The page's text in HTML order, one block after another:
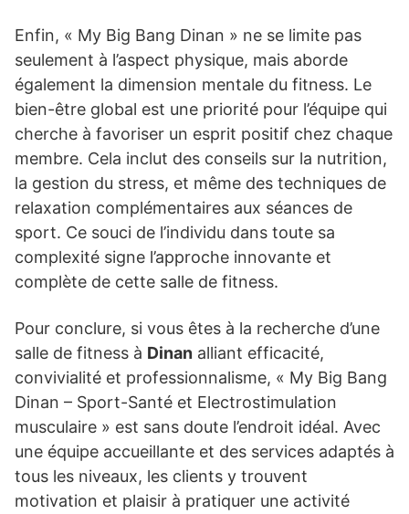
Enfin, « My Big Bang Dinan » ne se limite pas
seulement à l’aspect physique, mais aborde
également la dimension mentale du fitness. Le
bien-être global est une priorité pour l’équipe qui
cherche à favoriser un esprit positif chez chaque
membre. Cela inclut des conseils sur la nutrition,
la gestion du stress, et même des techniques de
relaxation complémentaires aux séances de
sport. Ce souci de l’individu dans toute sa
complexité signe l’approche innovante et
complète de cette salle de fitness.
Pour conclure, si vous êtes à la recherche d’une
salle de fitness à Dinan alliant efficacité,
convivialité et professionnalisme, « My Big Bang
Dinan – Sport-Santé et Electrostimulation
musculaire » est sans doute l’endroit idéal. Avec
une équipe accueillante et des services adaptés à
tous les niveaux, les clients y trouvent
motivation et plaisir à pratiquer une activité